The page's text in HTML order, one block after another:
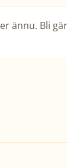
ännu. Bli